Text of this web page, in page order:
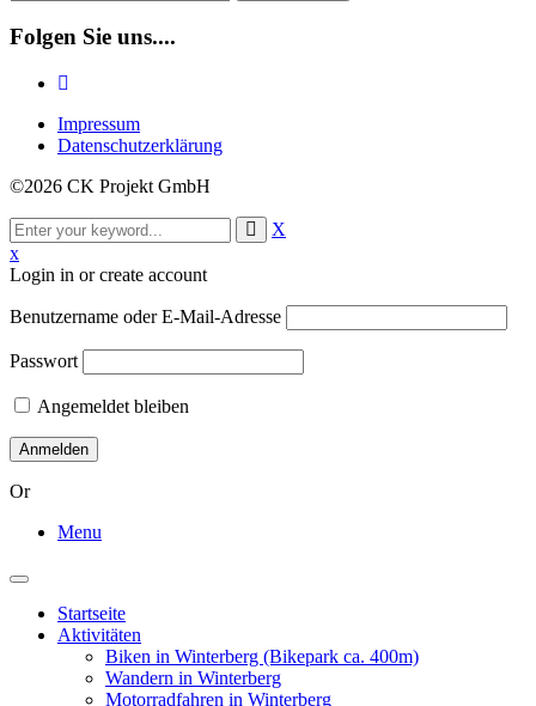
Folgen Sie uns....
Impressum
Datenschutzerklärung
©2026 CK Projekt GmbH
X
x
Login in or create account
Benutzername oder E-Mail-Adresse
Passwort
Angemeldet bleiben
Or
Menu
Toggle
navigationStartseite
Aktivitäten
Biken in Winterberg (Bikepark ca. 400m)
Wandern in Winterberg
Motorradfahren in Winterberg